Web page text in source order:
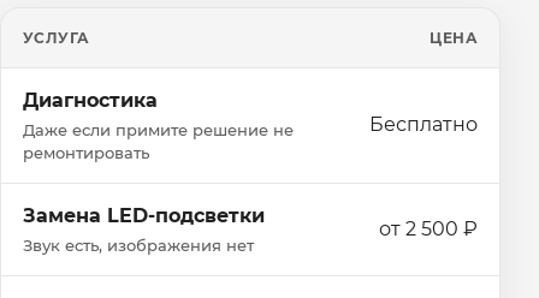
УСЛУГА ЦЕНА
Диагностика
Даже если примите решение не
ремонтировать
Бесплатно
Замена LED-подсветки
Звук есть, изображения нет
от 2 500 ₽